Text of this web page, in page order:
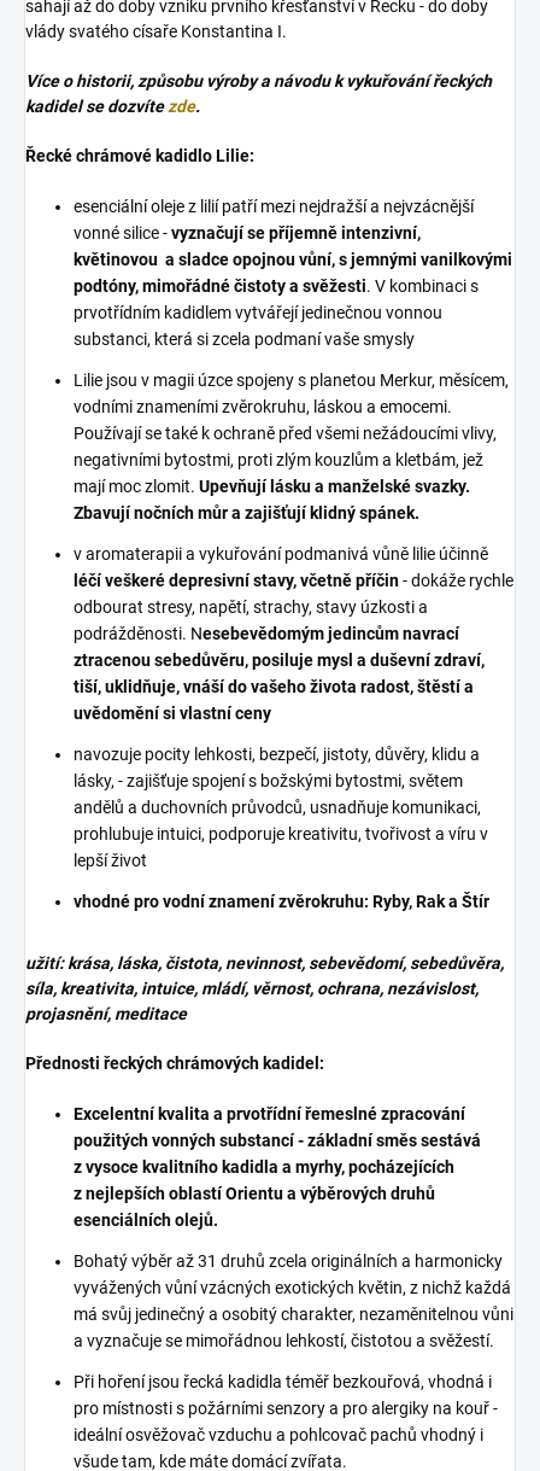
sahají až do doby vzniku prvního křesťanství v Řecku - do doby
vlády svatého císaře Konstantina I.
Více o historii, způsobu výroby a návodu k vykuřování řeckých
kadidel se dozvítezde.
Řecké chrámové kadidlo Lilie:
esenciální oleje z lilií patří mezi nejdražší a nejvzácnější
vonné silice -vyznačují se příjemně intenzivní,
květinovou a sladce opojnou vůní, s jemnými vanilkovými
podtóny, mimořádné čistoty a svěžesti. V kombinaci s
prvotřídním kadidlem vytvářejí jedinečnou vonnou
substanci, která si zcela podmaní vaše smysly
Lilie jsou v magii úzce spojeny s planetou Merkur, měsícem,
vodními znameními zvěrokruhu, láskou a emocemi.
Používají se také k ochraně před všemi nežádoucími vlivy,
negativními bytostmi, proti zlým kouzlům a kletbám, jež
mají moc zlomit. Upevňují lásku a manželské svazky.
Zbavují nočních můr a zajišťují klidný spánek.
v aromaterapii a vykuřování podmanivá vůně lilie účinně
léčí veškeré depresivní stavy, včetně příčin- dokáže rychle
odbourat stresy, napětí, strachy, stavy úzkosti a
podrážděnosti. Nesebevědomým jedincům navrací
ztracenou sebedůvěru, posiluje mysl a duševní zdraví,
tiší, uklidňuje, vnáší do vašeho života radost, štěstí a
uvědomění si vlastní ceny
navozuje pocity lehkosti, bezpečí, jistoty, důvěry, klidu a
lásky, - zajišťuje spojení s božskými bytostmi, světem
andělů a duchovních průvodců, usnadňuje komunikaci,
prohlubuje intuici, podporuje kreativitu, tvořivost a víru v
lepší život
vhodné pro vodní znamení zvěrokruhu: Ryby, Rak a Štír
užití: krása, láska, čistota, nevinnost, sebevědomí, sebedůvěra,
síla, kreativita, intuice, mládí, věrnost, ochrana, nezávislost,
projasnění, meditace
Přednosti řeckých chrámových kadidel:
Excelentní kvalita a prvotřídní řemeslné zpracování
použitých vonných substancí - základní směs sestává
z vysoce kvalitního kadidla a myrhy, pocházejících
z nejlepších oblastí Orientu a výběrových druhů
esenciálních olejů.
Bohatý výběr až 31 druhů zcela originálních a harmonicky
vyvážených vůní vzácných exotických květin, z nichž každá
má svůj jedinečný a osobitý charakter, nezaměnitelnou vůni
a vyznačuje se mimořádnou lehkostí, čistotou a svěžestí.
Při hoření jsou řecká kadidla téměř bezkouřová, vhodná i
pro místnosti s požárními senzory a pro alergiky na kouř -
ideální osvěžovač vzduchu a pohlcovač pachů vhodný i
všude tam, kde máte domácí zvířata.